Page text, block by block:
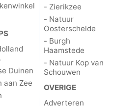
Duinen
aan Zee
- Zierikzee
- Natuur
Oosterschelde
- Burgh
Haamstede
- Natuur Kop van
Schouwen
OVERIGE
Adverteren